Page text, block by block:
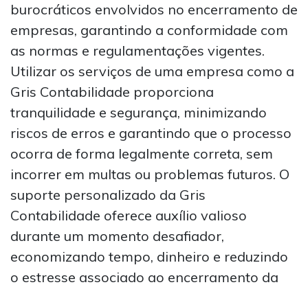
burocráticos envolvidos no encerramento de
empresas, garantindo a conformidade com
as normas e regulamentações vigentes.
Utilizar os serviços de uma empresa como a
Gris Contabilidade proporciona
tranquilidade e segurança, minimizando
riscos de erros e garantindo que o processo
ocorra de forma legalmente correta, sem
incorrer em multas ou problemas futuros. O
suporte personalizado da Gris
Contabilidade oferece auxílio valioso
durante um momento desafiador,
economizando tempo, dinheiro e reduzindo
o estresse associado ao encerramento da